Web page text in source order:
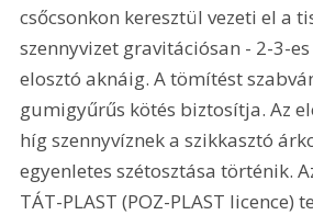
csőcsonkon keresztül vezeti el a
szennyvizet gravitációsan - 2-3-es
elosztó aknáig. A tömítést
gumigyűrűs kötés biztosítja. Az
híg szennyvíznek a szikkasztó
egyenletes szétosztása történik.
TÁT-PLAST (POZ-PLAST licence)